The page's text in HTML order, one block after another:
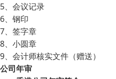
5、会议记录
6、钢印
7、签字章
8、小圆章
9、会计师核实文件（赠送）
公司年审